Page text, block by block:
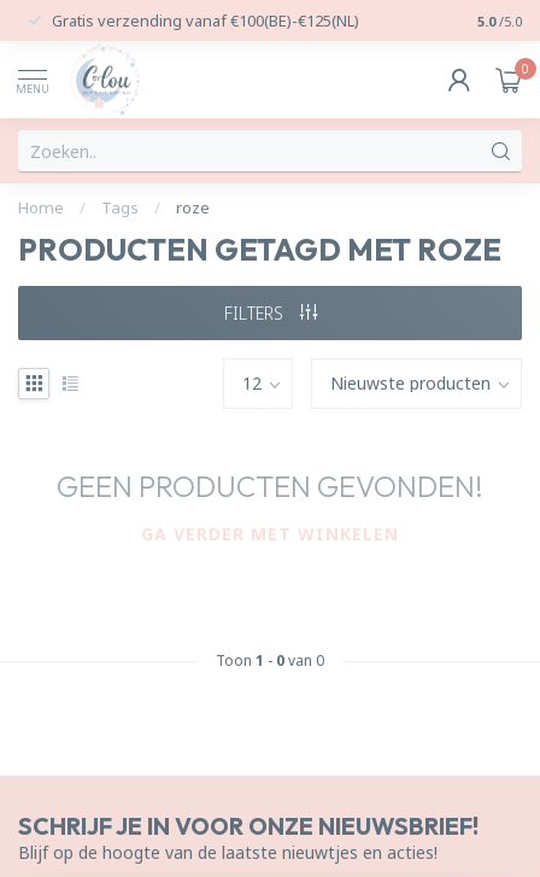
Gratis verzending vanaf €100(BE)-€125(NL) 24/7
5.0 /5.0
MENU
0
Home / Tags / roze
PRODUCTEN GETAGD MET ROZE
FILTERS
GEEN PRODUCTEN GEVONDEN!
GA VERDER MET WINKELEN
Toon 1 - 0van 0
SCHRIJF JE IN VOOR ONZE NIEUWSBRIEF!
Blijf op de hoogte van de laatste nieuwtjes en acties!